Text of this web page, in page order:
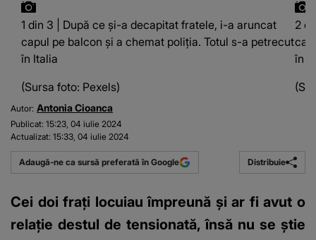
1 din 3 | După ce și-a decapitat fratele, i-a aruncat
capul pe balcon și a chemat poliția. Totul s-a petrecut
în Italia
(Sursa foto: Pexels)
2
în
Autor: Antonia Cioanca
Publicat: 15:23, 04 iulie 2024
Actualizat: 15:33, 04 iulie 2024
Adaugă-ne ca sursă preferată în Google Distribuie
Cei doi frați locuiau împreună și ar fi avut o
relație destul de tensionată, însă nu se știe